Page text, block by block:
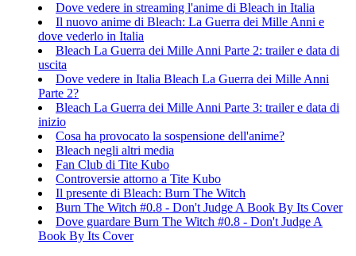
Dove vedere in streaming l'anime di Bleach in Italia
Il nuovo anime di Bleach: La Guerra dei Mille Anni e
dove vederlo in Italia
Bleach La Guerra dei Mille Anni Parte 2: trailer e data di
uscita
Dove vedere in Italia Bleach La Guerra dei Mille Anni
Parte 2?
Bleach La Guerra dei Mille Anni Parte 3: trailer e data di
inizio
Cosa ha provocato la sospensione dell'anime?
Bleach negli altri media
Fan Club di Tite Kubo
Controversie attorno a Tite Kubo
Il presente di Bleach: Burn The Witch
Burn The Witch #0.8 - Don't Judge A Book By Its Cover
Dove guardare Burn The Witch #0.8 - Don't Judge A
Book By Its Cover